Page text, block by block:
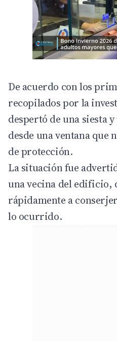
De acuerdo con los
recopilados por la
despertó de una siesta
desde una ventana que
de protección.
La situación fue
una vecina del edificio,
rápidamente a
lo ocurrido.